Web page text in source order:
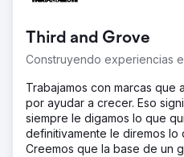
Third and Grove
Construyendo experiencias
Trabajamos con marcas que
por ayudar a crecer. Eso
siempre le digamos lo que
definitivamente le diremos lo
Creemos que la base de un